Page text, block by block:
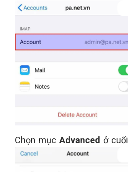
Chọn mục Advanced ở cuối